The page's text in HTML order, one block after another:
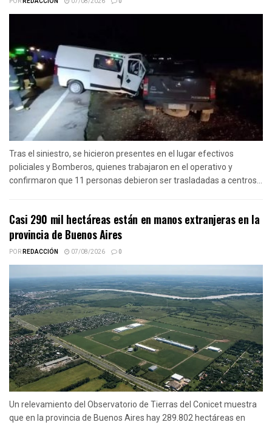
Tras el siniestro, se hicieron presentes en el lugar efectivos
policiales y Bomberos, quienes trabajaron en el operativo y
confirmaron que 11 personas debieron ser trasladadas a centros...
Casi 290 mil hectáreas están en manos extranjeras en la
provincia de Buenos Aires
PORREDACCIÓN 07/08/2026 0
Un relevamiento del Observatorio de Tierras del Conicet muestra
que en la provincia de Buenos Aires hay 289.802 hectáreas en